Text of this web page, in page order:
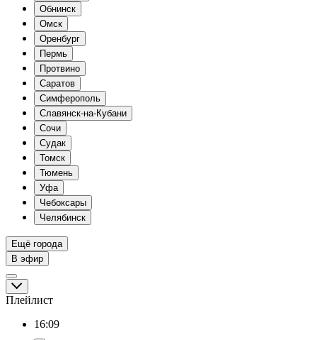
Обнинск
Омск
Оренбург
Пермь
Протвино
Саратов
Симферополь
Славянск-на-Кубани
Сочи
Судак
Томск
Тюмень
Уфа
Чебоксары
Челябинск
Ещё города
В эфир
Плейлист
16:09